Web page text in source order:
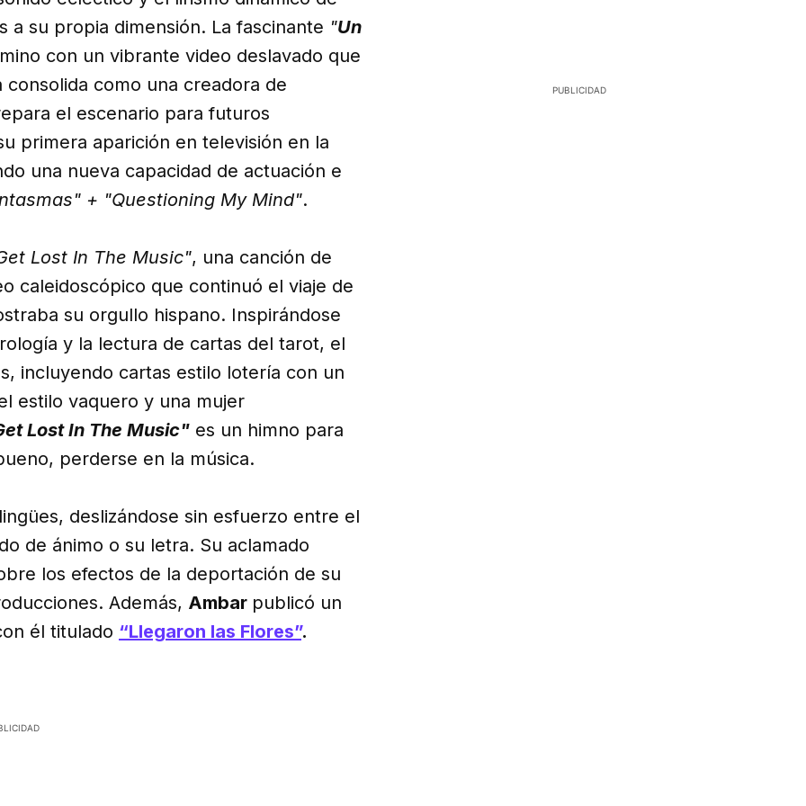
a su propia dimensión. La fascinante "Un
con un vibrante video deslavado que
consolida como una creadora de
el escenario para futuros
primera aparición en televisión en la
una nueva capacidad de actuación e
+ "Questioning My Mind".
Lost In The Music", una canción de
caleidoscópico que continuó el viaje de
su orgullo hispano. Inspirándose
y la lectura de cartas del tarot, el
incluyendo cartas estilo lotería con un
estilo vaquero y una mujer
Lost In The Music" es un himno para
perderse en la música.
deslizándose sin esfuerzo entre el
de ánimo o su letra. Su aclamado
los efectos de la deportación de su
Además, Ambar publicó un
él titulado “Llegaron las Flores”.